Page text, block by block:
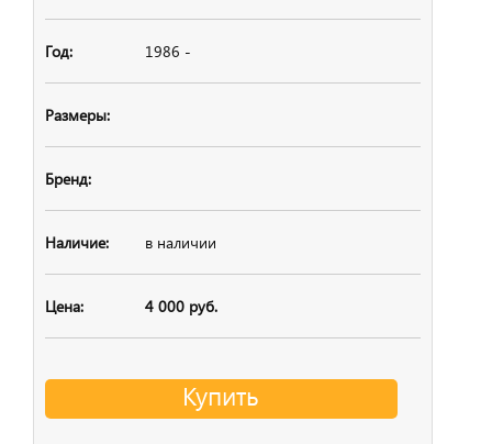
1986 -
в наличии
4 000 руб.
Купить